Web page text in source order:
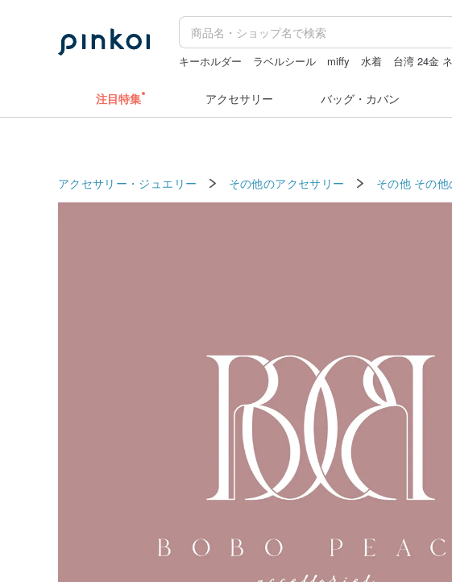
キーホルダー ラベルシール miffy 水着 台湾 24金
注目特集 アクセサリー バッグ・カバン
アクセサリー・ジュエリー その他のアクセサリー その他 その